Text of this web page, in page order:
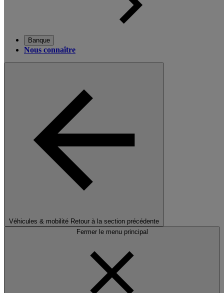
Banque
Nous connaître
Véhicules & mobilité Retour à la section précédente
Fermer le menu principal